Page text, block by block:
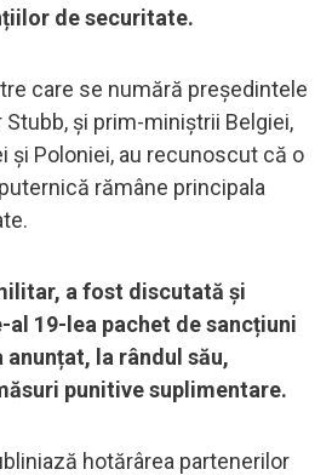
de securitate.
care se numără președintele
Stubb, și prim-miniștrii Belgiei,
și Poloniei, au recunoscut că o
rămâne principala
a fost discutată și
19-lea pachet de sancțiuni
anunțat, la rândul său,
punitive suplimentare.
hotărârea partenerilor